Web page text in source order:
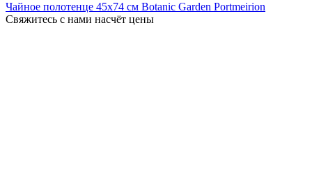
Чайное полотенце 45x74 см Botanic Garden Portmeirion
Свяжитесь с нами насчёт цены